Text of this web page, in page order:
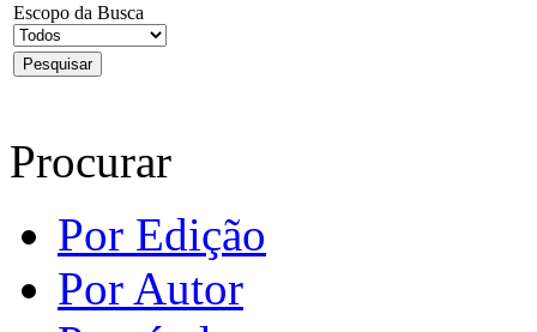
Escopo da Busca
Procurar
Por Edição
Por Autor